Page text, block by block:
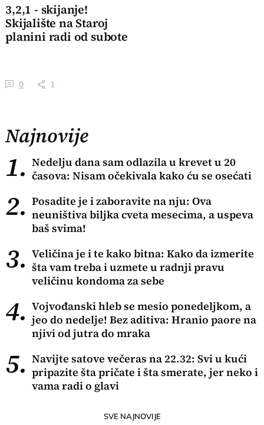
3,2,1 - skijanje!
Skijalište na Staroj
planini radi od subote
0 1
Najnovije
1. Nedelju dana sam odlazila u krevet u 20
časova: Nisam očekivala kako ću se osećati
2. Posadite je i zaboravite na nju: Ova
neuništiva biljka cveta mesecima, a uspeva
baš svima!
3. Veličina je i te kako bitna: Kako da izmerite
šta vam treba i uzmete u radnji pravu
veličinu kondoma za sebe
4. Vojvođanski hleb se mesio ponedeljkom, a
jeo do nedelje! Bez aditiva: Hranio paore na
njivi od jutra do mraka
5. Navijte satove večeras na 22.32: Svi u kući
pripazite šta pričate i šta smerate, jer neko i
vama radi o glavi
SVE NAJNOVIJE